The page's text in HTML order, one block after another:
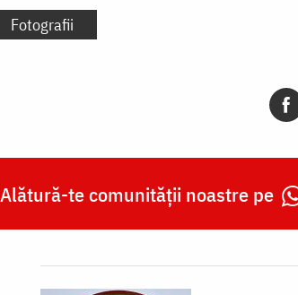
Fotografii
Alătură-te comunității noastre pe